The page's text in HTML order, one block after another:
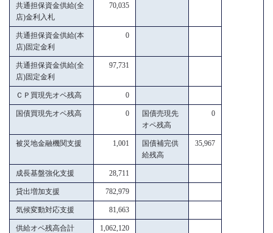
共通担保資金供給(全
店)金利入札
70,035
共通担保資金供給(本
店)固定金利
0
共通担保資金供給(全
店)固定金利
97,731
ＣＰ買現先オペ残高 0
国債買現先オペ残高 0
国債売現先
オペ残高
0
被災地金融機関支援 1,001
国債補完供
給残高
35,967
成長基盤強化支援 28,711
貸出増加支援 782,979
気候変動対応支援 81,663
供給オペ残高合計 1,062,120